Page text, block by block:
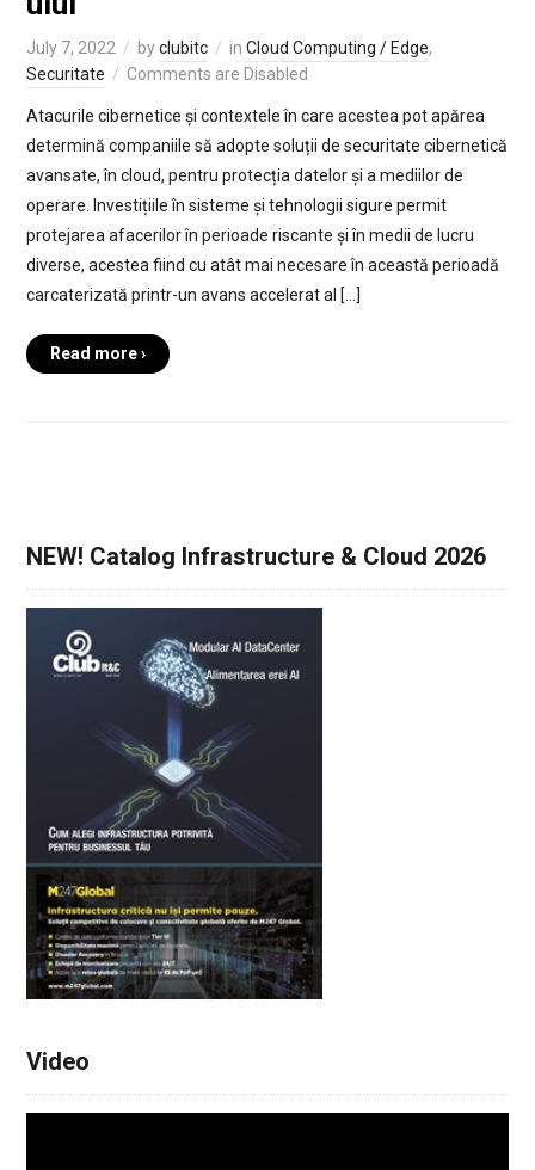
July 7, 2022 byclubitc in Cloud Computing / Edge,
Securitate
Comments are Disabled
Atacurile cibernetice și contextele în care acestea pot apărea
determină companiile să adopte soluții de securitate cibernetică
avansate, în cloud, pentru protecția datelor și a mediilor de
operare. Investițiile în sisteme și tehnologii sigure permit
protejarea afacerilor în perioade riscante și în medii de lucru
diverse, acestea fiind cu atât mai necesare în această perioadă
carcaterizată printr-un avans accelerat al […]
Read more ›
NEW! Catalog Infrastructure & Cloud 2026
Video